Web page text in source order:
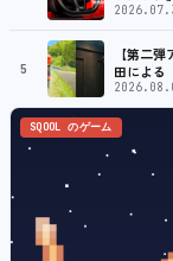
ング／フ
5
【第二
田による
SQOOL のゲーム